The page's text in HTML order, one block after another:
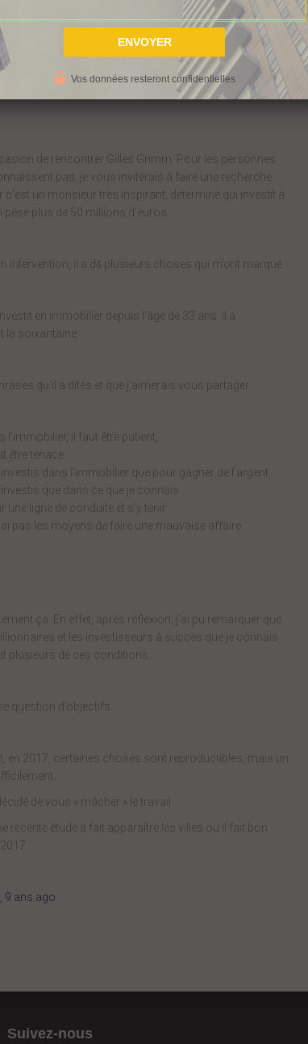
en 2017
j’étais intervenante pour un séminaire immobilier à
de rencontrer Gilles Grimm. Pour les personnes
pas, je vous inviterais à faire une recherche
c’est un monsieur très inspirant, déterminé qui investit à
pèse plus de 50 millions d’euros.
intervention, il a dit plusieurs choses qui m’ont marqué.
en immobilier depuis l’âge de 33 ans. Il a
la soixantaine.
qu’il a dites et que j’aimerais vous partager.
l’immobilier, il faut être patient,
être tenace
dans l’immobilier que pour gagner de l’argent
que dans ce que je connais
une ligne de conduite et s’y tenir
pas les moyens de faire une mauvaise affaire
ça. En effet, après réflexion, j’ai pu remarquer que
et les investisseurs à succès que je connais
plusieurs de ces conditions.
question d’objectifs.
en 2017, certaines choses sont reproductibles, mais un
de vous « mâcher » le travail.
récente étude a fait apparaître les villes où il fait bon
9 ans ago
Suivez-nous
Vos données resteront confidentielles